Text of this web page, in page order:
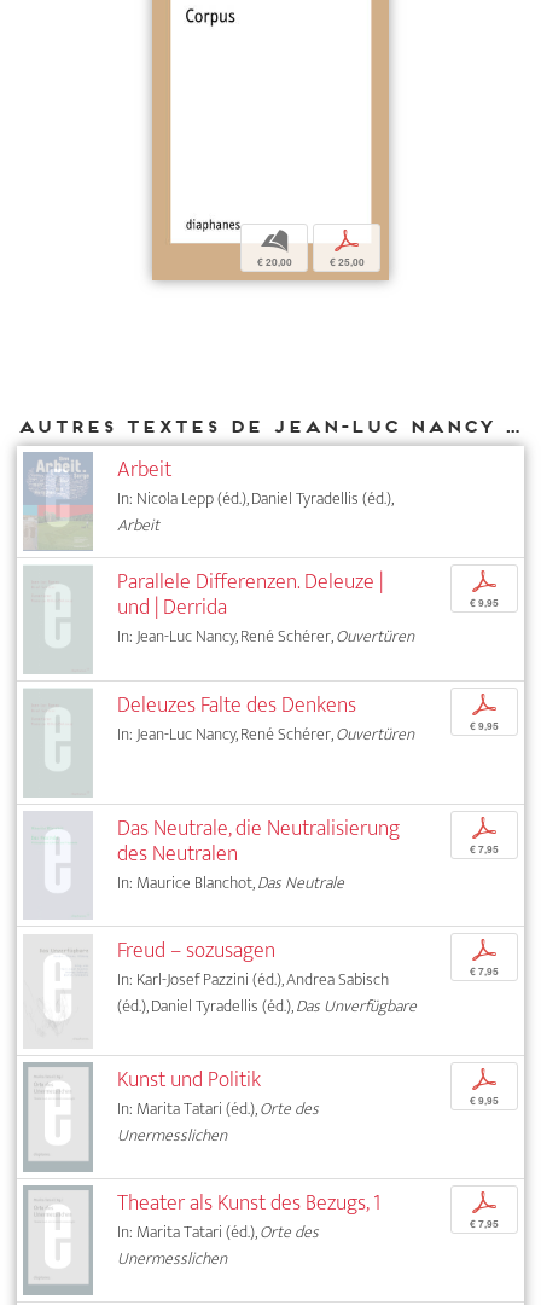
b
€ 20,00
p
€ 25,00
Autres textes de Jean-Luc Nancy parus chez DIAPHANES
Arbeit
In: Nicola Lepp (éd.), Daniel Tyradellis (éd.),
Arbeit
Parallele Differenzen. Deleuze |
und | Derrida
In: Jean-Luc Nancy, René Schérer,Ouvertüren
p
€ 9,95
Deleuzes Falte des Denkens
In: Jean-Luc Nancy, René Schérer,Ouvertüren
p
€ 9,95
Das Neutrale, die Neutralisierung
des Neutralen
In: Maurice Blanchot,Das Neutrale
p
€ 7,95
Freud – sozusagen
In: Karl-Josef Pazzini (éd.), Andrea Sabisch
(éd.), Daniel Tyradellis (éd.),Das Unverfügbare
p
€ 7,95
Kunst und Politik
In: Marita Tatari (éd.),Orte des
Unermesslichen
p
€ 9,95
Theater als Kunst des Bezugs, 1
In: Marita Tatari (éd.),Orte des
Unermesslichen
p
€ 7,95